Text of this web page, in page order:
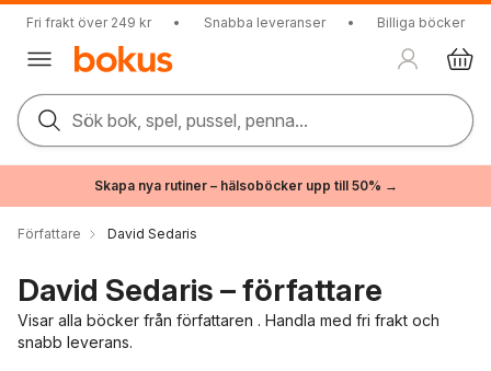
Fri frakt över 249 kr • Snabba leveranser • Billiga böcker
Sök bok, spel, pussel, penna...
Skapa nya rutiner – hälsoböcker upp till 50% →
Författare David Sedaris
David Sedaris – författare
Visar alla böcker från författaren . Handla med fri frakt och
snabb leverans.